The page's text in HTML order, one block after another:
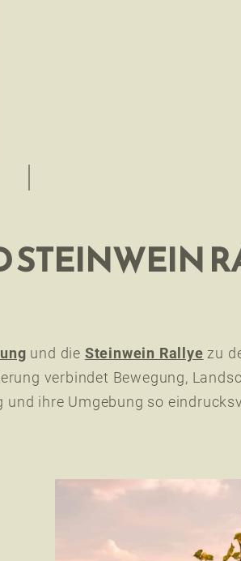
und die Steinwein Rallye zu
verbindet Bewegung,
und ihre Umgebung so